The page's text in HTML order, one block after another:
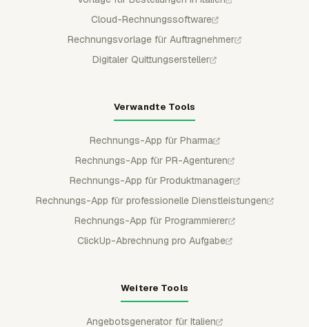
Cloud-Rechnungssoftware
Rechnungsvorlage für Auftragnehmer
Digitaler Quittungsersteller
Verwandte Tools
Rechnungs-App für Pharma
Rechnungs-App für PR-Agenturen
Rechnungs-App für Produktmanager
Rechnungs-App für professionelle Dienstleistungen
Rechnungs-App für Programmierer
ClickUp-Abrechnung pro Aufgabe
Weitere Tools
Angebotsgenerator für Italien